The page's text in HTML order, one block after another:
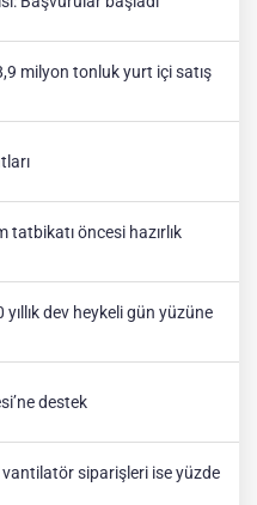
milyon tonluk yurt içi satış
tatbikatı öncesi hazırlık
dev heykeli gün yüzüne
destek
siparişleri ise yüzde